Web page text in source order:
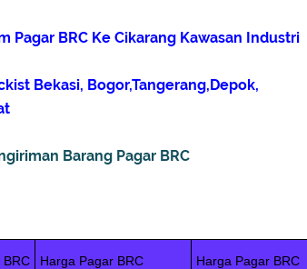
Pagar BRC Ke Cikarang Kawasan Industri
Bekasi, Bogor,Tangerang,Depok,
Barang Pagar BRC
BRC
Harga Pagar BRC Harga Pagar BRC